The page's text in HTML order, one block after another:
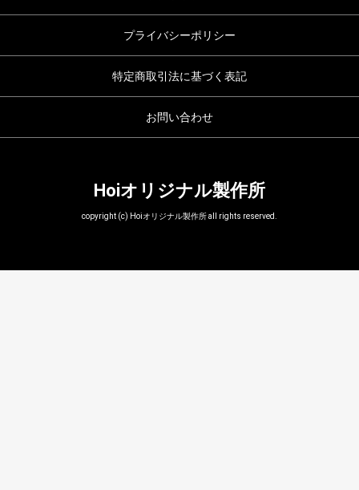
プライバシーポリシー
特定商取引法に基づく表記
お問い合わせ
Hoiオリジナル製作所
copyright (c) Hoiオリジナル製作所 all rights reserved.